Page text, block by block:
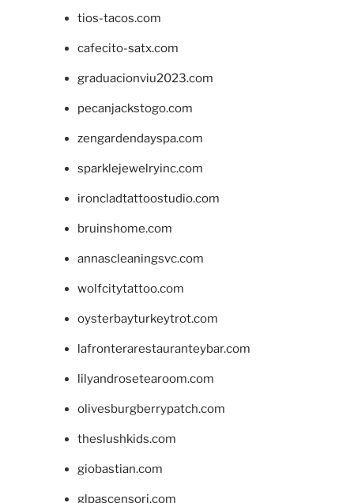
tios-tacos.com
cafecito-satx.com
graduacionviu2023.com
pecanjackstogo.com
zengardendayspa.com
sparklejewelryinc.com
ironcladtattoostudio.com
bruinshome.com
annascleaningsvc.com
wolfcitytattoo.com
oysterbayturkeytrot.com
lafronterarestauranteybar.com
lilyandrosetearoom.com
olivesburgberrypatch.com
theslushkids.com
giobastian.com
glpascensori.com